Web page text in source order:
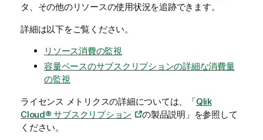
タ、その他のリソースの使用状況を追跡できます。
詳細は以下をご覧ください。
リソース消費の監視
容量ベースのサブスクリプションの詳細な消費量
の監視
ライセンス メトリクスの詳細については、「Qlik
Cloud® サブスクリプション
の製品説明」を参照して
ください。